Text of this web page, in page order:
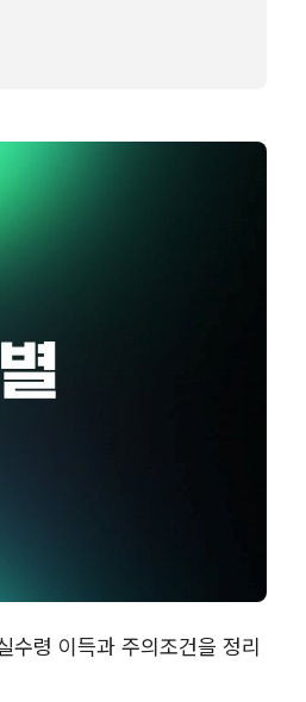
수령 이득과 주의조건을 정리